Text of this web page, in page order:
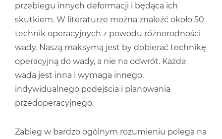
przebiegu innych deformacji i będąca ich
skutkiem. W literaturze można znaleźć około 50
technik operacyjnych z powodu różnorodności
wady. Naszą maksymą jest by dobierać technikę
operacyjną do wady, a nie na odwrót. Każda
wada jest inna i wymaga innego,
indywidualnego podejścia i planowania
przedoperacyjnego.
Zabieg w bardzo ogólnym rozumieniu polega na